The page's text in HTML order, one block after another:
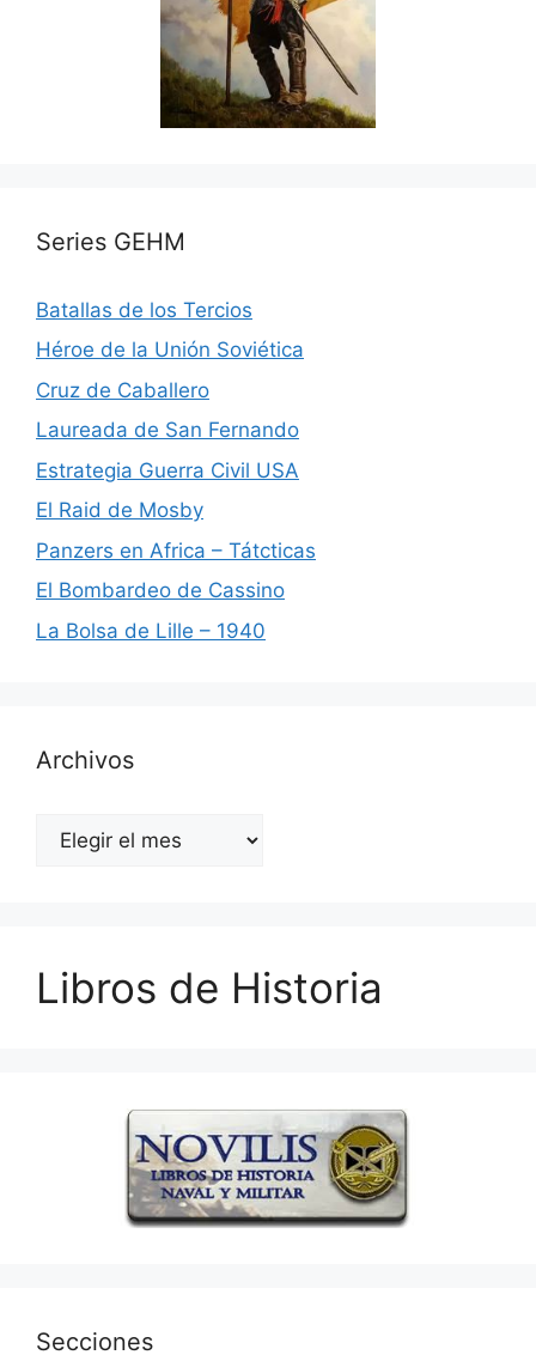
Series GEHM
Batallas de los Tercios
Héroe de la Unión Soviética
Cruz de Caballero
Laureada de San Fernando
Estrategia Guerra Civil USA
El Raid de Mosby
Panzers en Africa – Tátcticas
El Bombardeo de Cassino
La Bolsa de Lille – 1940
Archivos
Archivos
Libros de Historia
Secciones